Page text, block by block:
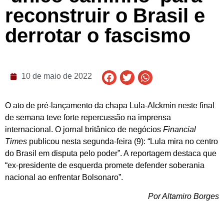
reconstruir o Brasil e
derrotar o fascismo
10 de maio de 2022
O ato de pré-lançamento da chapa Lula-Alckmin neste final
de semana teve forte repercussão na imprensa
internacional. O jornal britânico de negócios Financial
Times publicou nesta segunda-feira (9): “Lula mira no centro
do Brasil em disputa pelo poder”. A reportagem destaca que
“ex-presidente de esquerda promete defender soberania
nacional ao enfrentar Bolsonaro”.
Por Altamiro Borges